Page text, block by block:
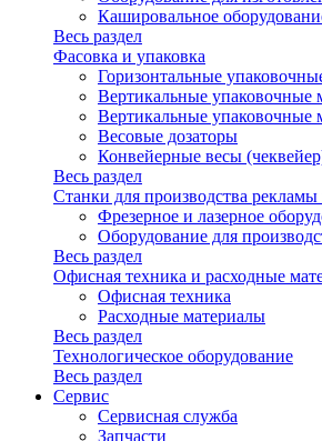
Кашировальное
Весь раздел
Фасовка и упаковка
Горизонтальные
Вертикальные упаковочные
Вертикальные
Весовые дозаторы
Конвейерные весы
Весь раздел
Станки для производства
Фрезерное и лазерное
Оборудование для
Весь раздел
Офисная техника и расходные
Офисная техника
Расходные материалы
Весь раздел
Технологическое оборудование
Весь раздел
Сервис
Сервисная служба
Запчасти